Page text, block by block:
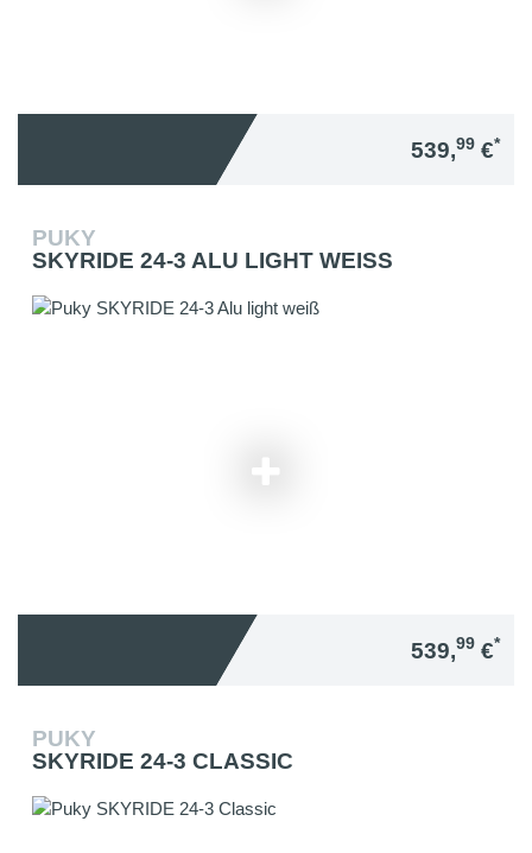
539,99 €*
PUKY
SKYRIDE 24-3 ALU LIGHT WEISS
539,99 €*
PUKY
SKYRIDE 24-3 CLASSIC